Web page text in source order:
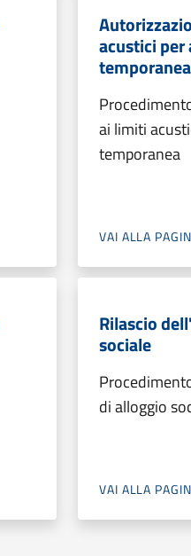
acustici
temporanea
ai limiti
temporanea
VAI ALLA
Rilascio
sociale
di alloggio
VAI ALLA